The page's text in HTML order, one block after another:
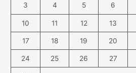
3 4 5 6
10 11 12 13
17 18 19 20
24 25 26 27